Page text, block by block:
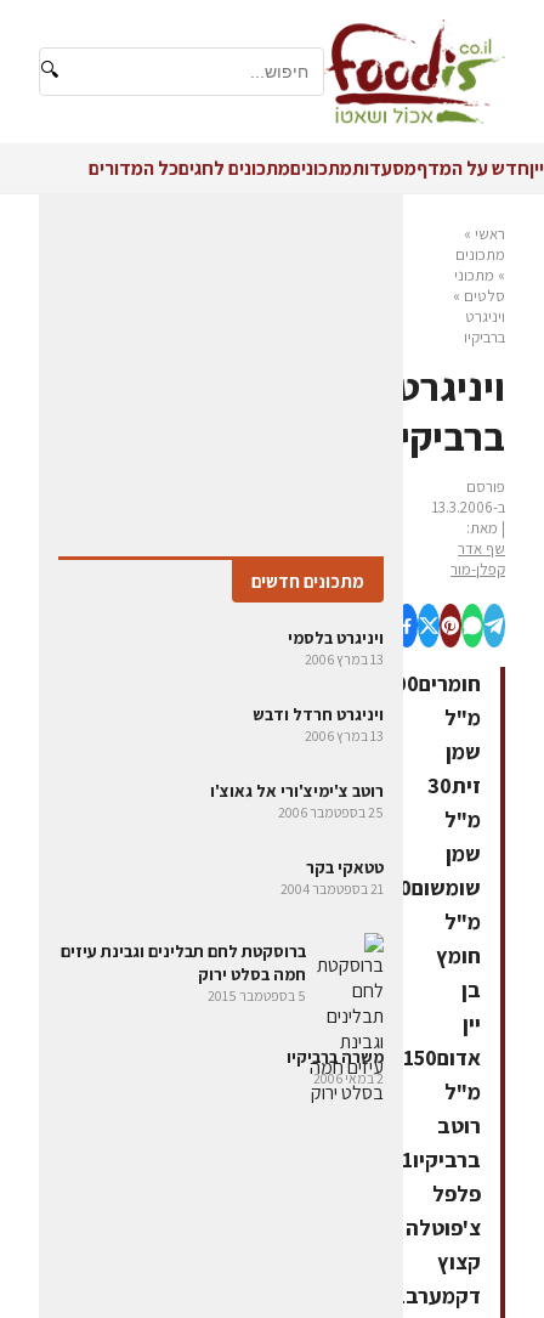
🔍
ייןחדש על המדףמסעדותמתכוניםמתכונים לחגיםכל המדורים
ראשי »
מתכונים
» מתכוני
סלטים »
ויניגרט
ברביקיו
ויניגרט
ברביקיו
פורסם
ב-13.3.2006
| מאת:
שף אדר
קפלן-מור
חומרים200
מ"ל
שמן
זית30
מ"ל
שמן
שומשום80
מ"ל
חומץ
בן
יין
אדום150
מ"ל
רוטב
ברביקיו1
פלפל
צ'פוטלה
קצוץ
דקמערבבים
מתכונים חדשים
ויניגרט בלסמי
13 במרץ 2006
ויניגרט חרדל ודבש
13 במרץ 2006
רוטב צ'ימיצ'ורי אל גאוצ'ו
25 בספטמבר 2006
טטאקי בקר
21 בספטמבר 2004
ברוסקטת לחם תבלינים וגבינת עיזים
חמה בסלט ירוק
5 בספטמבר 2015
משרה ברביקיו
2 במאי 2006